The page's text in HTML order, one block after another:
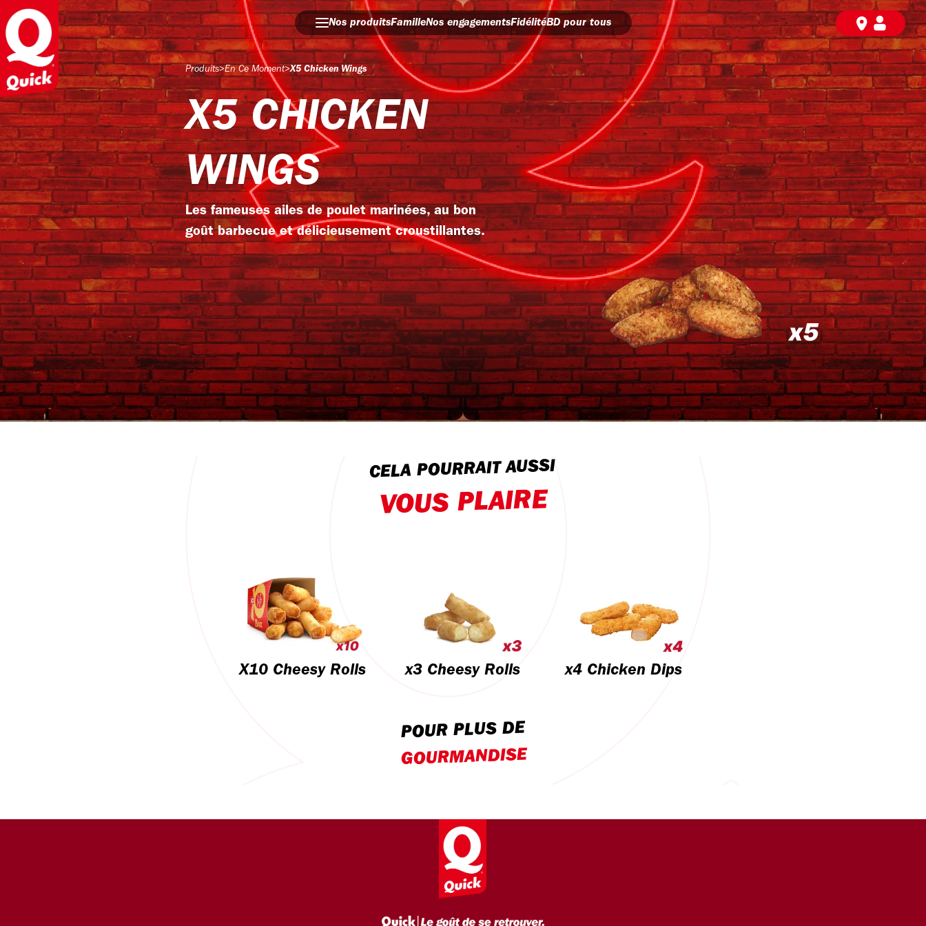
Nos produitsFamilleNos engagementsFidélitéBD pour tous
Produits>En Ce Moment>X5 Chicken Wings
X5 CHICKEN
WINGS
Les fameuses ailes de poulet marinées, au bon
goût barbecue et délicieusement croustillantes.
CELA POURRAIT AUSSI
VOUS PLAIRE
X10 Cheesy Rolls x3 Cheesy Rolls x4 Chicken Dips
POUR PLUS DE
GOURMANDISE